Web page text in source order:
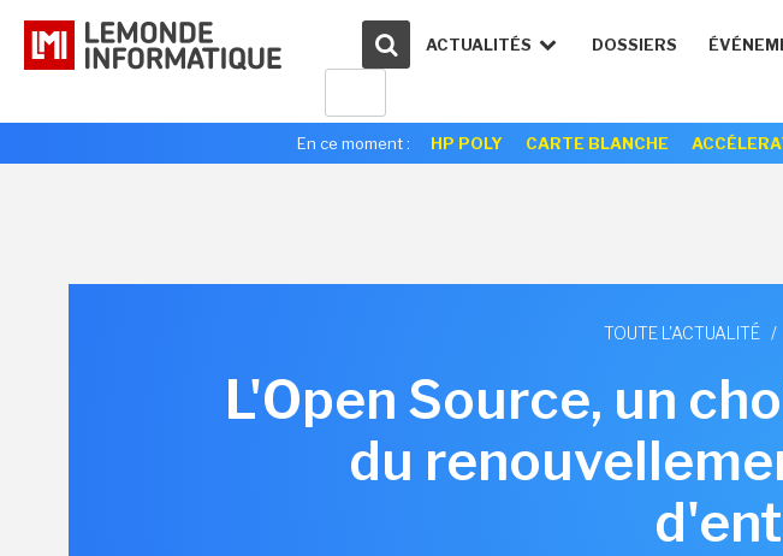
ACTUALITÉS DOSSIERS
En ce moment : HP POLY CARTE BLANCHE
TOUTE L'ACTUALITÉ /
L'Open Source, un
du